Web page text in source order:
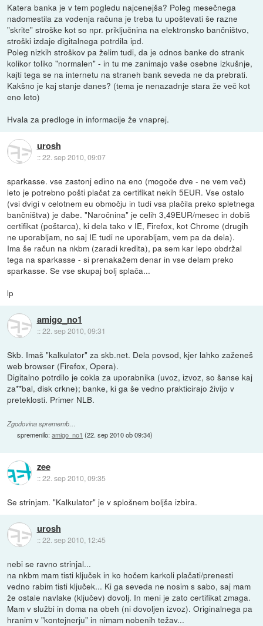
Katera banka je v tem pogledu najcenejša? Poleg mesečnega
nadomestila za vodenja računa je treba tu upoštevati še razne
"skrite" stroške kot so npr. priključnina na elektronsko bančništvo,
stroški izdaje digitalnega potrdila ipd.
Poleg nizkih stroškov pa želim tudi, da je odnos banke do strank
kolikor toliko "normalen" - in tu me zanimajo vaše osebne izkušnje,
kajti tega se na internetu na straneh bank seveda ne da prebrati.
Kakšno je kaj stanje danes? (tema je nenazadnje stara že več kot
eno leto)
Hvala za predloge in informacije že vnaprej.
urosh
::22. sep 2010, 09:07
sparkasse. vse zastonj edino na eno (mogoče dve - ne vem več)
leto je potrebno pošti plačat za certifikat nekih 5EUR. Vse ostalo
(vsi dvigi v celotnem eu območju in tudi vsa plačila preko spletnega
bančništva) je đabe. "Naročnina" je celih 3,49EUR/mesec in dobiš
certifikat (poštarca), ki dela tako v IE, Firefox, kot Chrome (drugih
ne uporabljam, no saj IE tudi ne uporabljam, vem pa da dela).
Ima še račun na nkbm (zaradi kredita), pa sem kar lepo obdržal
tega na sparkasse - si prenakažem denar in vse delam preko
sparkasse. Se vse skupaj bolj splača...
lp
amigo_no1
::22. sep 2010, 09:31
Skb. Imaš "kalkulator" za skb.net. Dela povsod, kjer lahko zaženeš
web browser (Firefox, Opera).
Digitalno potrdilo je cokla za uporabnika (uvoz, izvoz, so šanse kaj
za**bal, disk crkne); banke, ki ga še vedno prakticirajo živijo v
preteklosti. Primer NLB.
Zgodovina sprememb…
spremenilo:amigo_no1 (22. sep 2010 ob 09:34)
zee
::22. sep 2010, 09:35
Se strinjam. "Kalkulator" je v splošnem boljša izbira.
urosh
::22. sep 2010, 12:45
nebi se ravno strinjal...
na nkbm mam tisti ključek in ko hočem karkoli plačati/prenesti
vedno rabim tisti ključek... Ki ga seveda ne nosim s sabo, saj mam
že ostale navlake (ključev) dovolj. In meni je zato certifikat zmaga.
Mam v službi in doma na obeh (ni dovoljen izvoz). Originalnega pa
hranim v "kontejnerju" in nimam nobenih težav...